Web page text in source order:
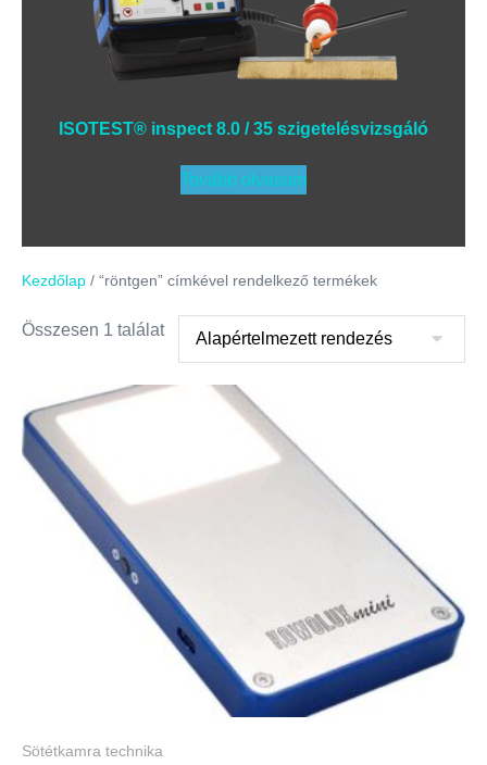
ISOTEST® inspect 8.0 / 35 szigetelésvizsgáló
Tovább olvasom
Kezdőlap / “röntgen” címkével rendelkező termékek
Összesen 1 találat
Sötétkamra technika